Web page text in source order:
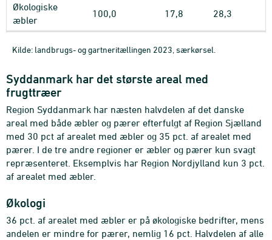
Økologiske
æbler
100,0 17,8 28,3
Kilde: landbrugs- og gartneritællingen 2023, særkørsel.
Syddanmark har det største areal med
frugttræer
Region Syddanmark har næsten halvdelen af det danske
areal med både æbler og pærer efterfulgt af Region Sjælland
med 30 pct af arealet med æbler og 35 pct. af arealet med
pærer. I de tre andre regioner er æbler og pærer kun svagt
repræsenteret. Eksemplvis har Region Nordjylland kun 3 pct.
af arealet med æbler.
Økologi
36 pct. af arealet med æbler er på økologiske bedrifter, mens
andelen er mindre for pærer, nemlig 16 pct. Halvdelen af alle